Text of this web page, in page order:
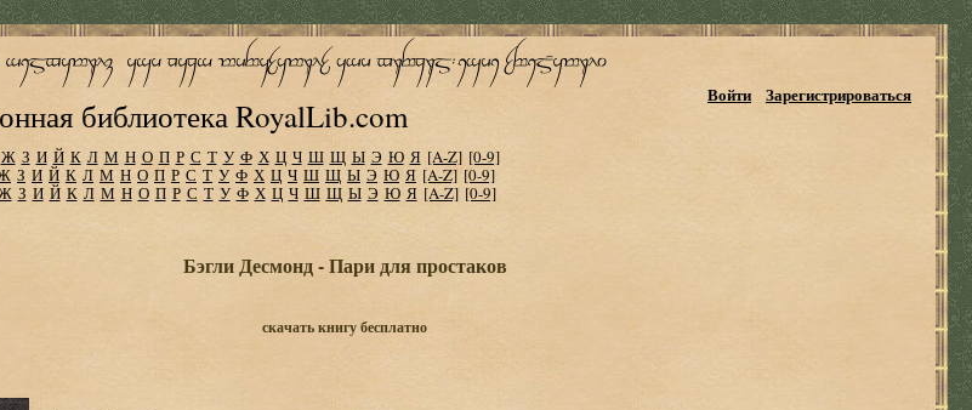
библиотека RoyalLib.com
Войти Зарегистрироваться
Ж З И Й К Л М Н О П Р С Т У Ф Х Ц Ч Ш Щ Ы Э Ю Я [A-Z] [0-9]
З И Й К Л М Н О П Р С Т У Ф Х Ц Ч Ш Щ Ы Э Ю Я [A-Z] [0-9]
З И Й К Л М Н О П Р С Т У Ф Х Ц Ч Ш Щ Ы Э Ю Я [A-Z] [0-9]
Бэгли Десмонд - Пари для простаков
скачать книгу бесплатно